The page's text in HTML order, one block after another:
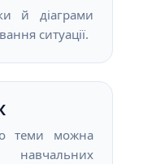
й діаграми
ситуації.
теми можна